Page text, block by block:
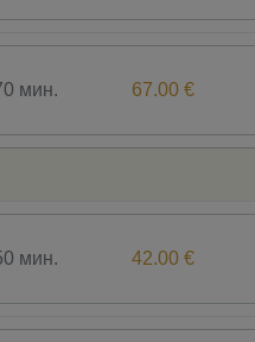
мин. 67.00 €
мин. 42.00 €